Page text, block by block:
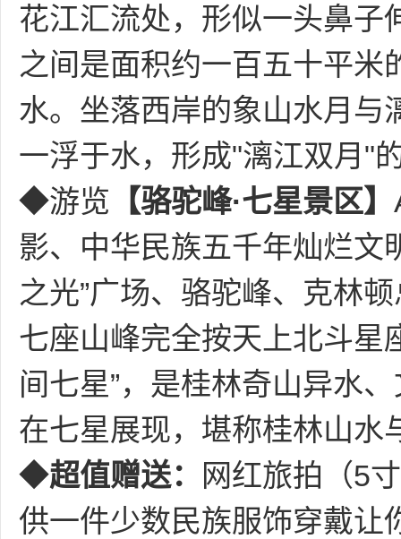
花江汇流处，形似一头鼻子
之间是面积约一百五十平米
水。坐落西岸的象山水月与
一浮于水，形成"漓江双月"
◆游览 【骆驼峰·七星景区】
影、中华民族五千年灿烂文
之光”广场、骆驼峰、克林
七座山峰完全按天上北斗星
间七星”，是桂林奇山异水
在七星展现，堪称桂林山水
◆超值赠送： 网红旅拍（5
供一件少数民族服饰穿戴让